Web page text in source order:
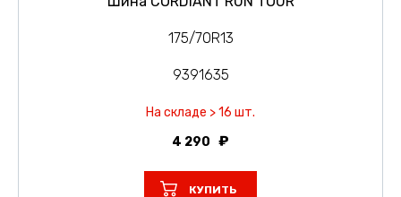
175/70R13
9391635
На складе > 16 шт.
4 290
КУПИТЬ